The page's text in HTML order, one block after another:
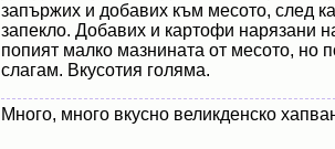
запържих и добавих към месото, след
запекло. Добавих и картофи нарязани
попият малко мазнината от месото, но
слагам. Вкусотия голяма.
Много, много вкусно великденско